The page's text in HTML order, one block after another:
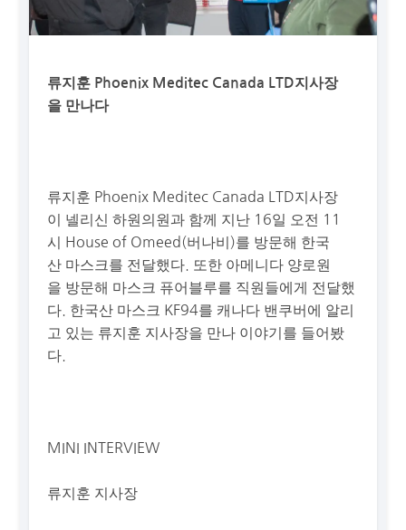
류지훈 Phoenix Meditec Canada LTD지사장
을 만나다
류지훈 Phoenix Meditec Canada LTD지사장
이
넬리신 하원의원과 함께 지난 16일 오전 11
시
House of Omeed (버나비 )를 방문해 한국
산 마스크를 전달했다 또한 아메니다 양로원
을 방문해 마스크 퓨어블루를 직원들에게
전달했
다
한국산 마스크 KF94를 캐나다 밴쿠버에
알리
고 있는 류지훈 지사장을 만나 이야기를 들어봤
다
M INI INTERVIEW
류지훈 지사장